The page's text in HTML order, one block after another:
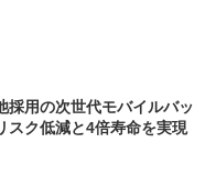
採用の次世代モバイルバッ
スク低減と4倍寿命を実現